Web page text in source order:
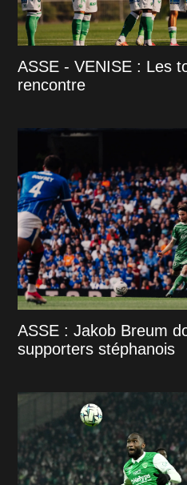
ASSE - VENISE : Les
rencontre
ASSE : Jakob Breum
supporters stéphanois